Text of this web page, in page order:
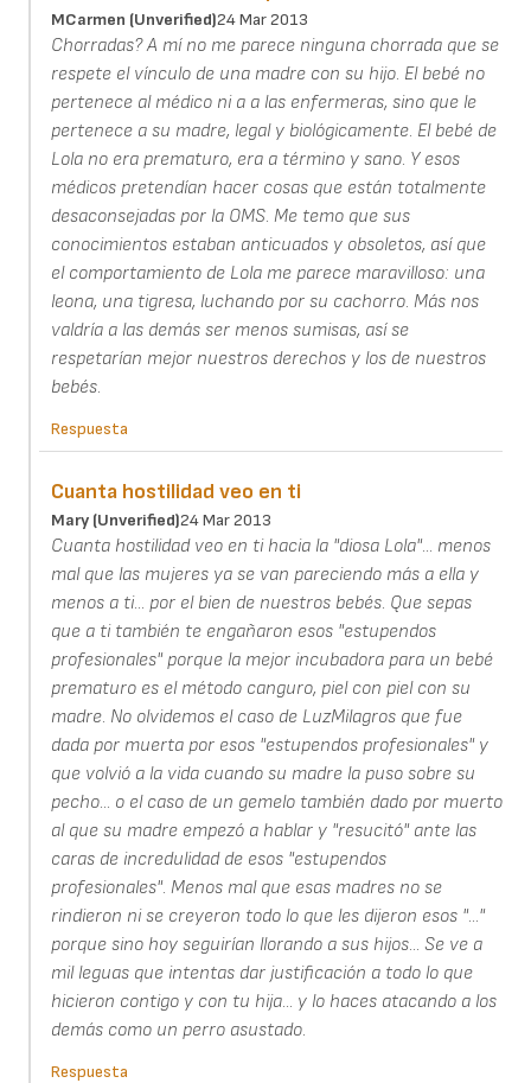
MCarmen (unverified)24 Mar 2013
Chorradas? A mí no me parece ninguna chorrada que se
respete el vínculo de una madre con su hijo. El bebé no
pertenece al médico ni a a las enfermeras, sino que le
pertenece a su madre, legal y biológicamente. El bebé de
Lola no era prematuro, era a término y sano. Y esos
médicos pretendían hacer cosas que están totalmente
desaconsejadas por la OMS. Me temo que sus
conocimientos estaban anticuados y obsoletos, así que
el comportamiento de Lola me parece maravilloso: una
leona, una tigresa, luchando por su cachorro. Más nos
valdría a las demás ser menos sumisas, así se
respetarían mejor nuestros derechos y los de nuestros
bebés.
Respuesta
Cuanta hostilidad veo en ti
Mary (unverified)24 Mar 2013
Cuanta hostilidad veo en ti hacia la "diosa Lola"... menos
mal que las mujeres ya se van pareciendo más a ella y
menos a ti... por el bien de nuestros bebés. Que sepas
que a ti también te engañaron esos "estupendos
profesionales" porque la mejor incubadora para un bebé
prematuro es el método canguro, piel con piel con su
madre. No olvidemos el caso de LuzMilagros que fue
dada por muerta por esos "estupendos profesionales" y
que volvió a la vida cuando su madre la puso sobre su
pecho... o el caso de un gemelo también dado por muerto
al que su madre empezó a hablar y "resucitó" ante las
caras de incredulidad de esos "estupendos
profesionales". Menos mal que esas madres no se
rindieron ni se creyeron todo lo que les dijeron esos "..."
porque sino hoy seguirían llorando a sus hijos... Se ve a
mil leguas que intentas dar justificación a todo lo que
hicieron contigo y con tu hija... y lo haces atacando a los
demás como un perro asustado.
Respuesta